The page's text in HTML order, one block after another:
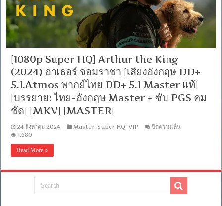
[1080p Super HQ] Arthur the King
(2024) อาเธอร์ จอมราชา [เสียงอังกฤษ DD+
5.1.Atmos พากย์ไทย DD+ 5.1 Master แท้]
[บรรยาย: ไทย-อังกฤษ Master + ซับ PGS คม
ชัด] [MKV] [MASTER]
24 สิงหาคม 2024 Master,Super HQ,VIP ปิดความเห็น
King
อา
เธอ
1,680
Read More »